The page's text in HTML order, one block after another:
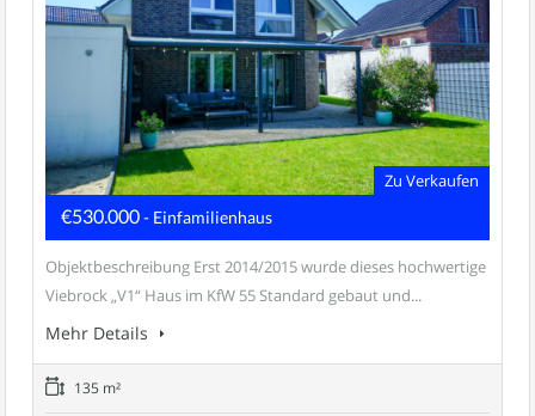
Zu Verkaufen
€530.000- Einfamilienhaus
Objektbeschreibung Erst 2014/2015 wurde dieses hochwertige
Viebrock „V1“ Haus im KfW 55 Standard gebaut und...
Mehr Details
135 m²